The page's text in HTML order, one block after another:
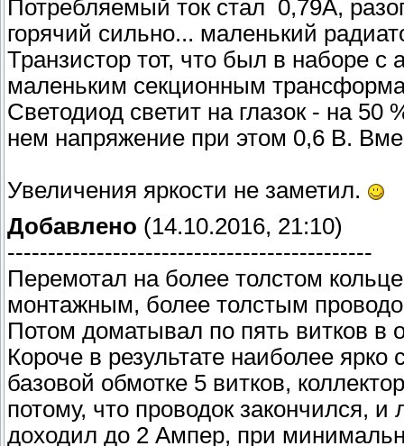
Потребляемый ток стал 0,79А,
горячий сильно... маленький
Транзистор тот, что был в наборе с
маленьким секционным
Светодиод светит на глазок - на 50
нем напряжение при этом 0,6 В.
Увеличения яркости не заметил.
Добавлено (14.10.2016, 21:10)
---------------------------------------------
Перемотал на более толстом
монтажным, более толстым
Потом доматывал по пять витков в
Короче в результате наиболее
базовой обмотке 5 витков,
потому, что проводок закончился,
доходил до 2 Ампер, при